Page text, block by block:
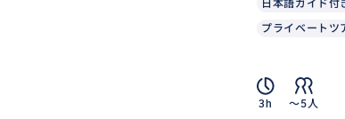
日本語ガイド付
プライベートツ
3h 〜5人